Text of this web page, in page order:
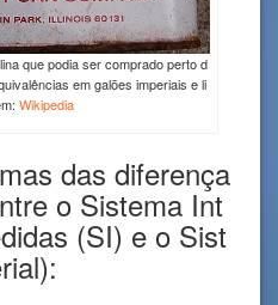
que podia ser comprado perto d
em galões imperiais e li
Wikipedia
das diferença
o Sistema Int
(SI) e o Sist